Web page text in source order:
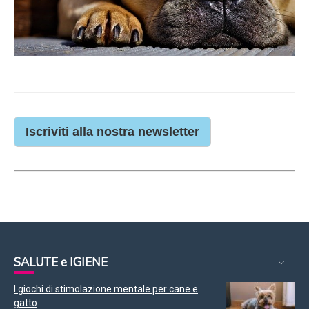
Iscriviti alla nostra newsletter
SALUTE e IGIENE
I giochi di stimolazione mentale per cane e
gatto